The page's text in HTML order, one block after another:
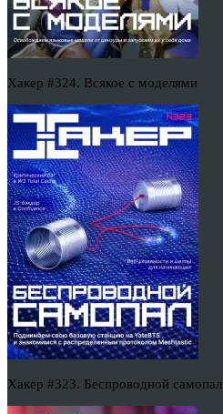
Хакер #324. Всякое с моделями
Хакер #323. Беспроводной самопал